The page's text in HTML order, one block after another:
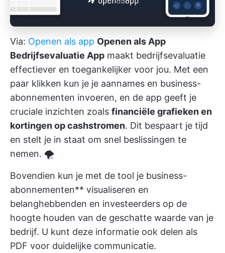
Via: Openen als app Openen als App
Bedrijfsevaluatie App maakt bedrijfsevaluatie
effectiever en toegankelijker voor jou. Met een
paar klikken kun je je aannames en business-
abonnementen invoeren, en de app geeft je
cruciale inzichten zoals financiële grafieken en
kortingen op cashstromen. Dit bespaart je tijd
en stelt je in staat om snel beslissingen te
nemen. 🌪️
Bovendien kun je met de tool je business-
abonnementen** visualiseren en
belanghebbenden en investeerders op de
hoogte houden van de geschatte waarde van je
bedrijf. U kunt deze informatie ook delen als
PDF voor duidelijke communicatie.